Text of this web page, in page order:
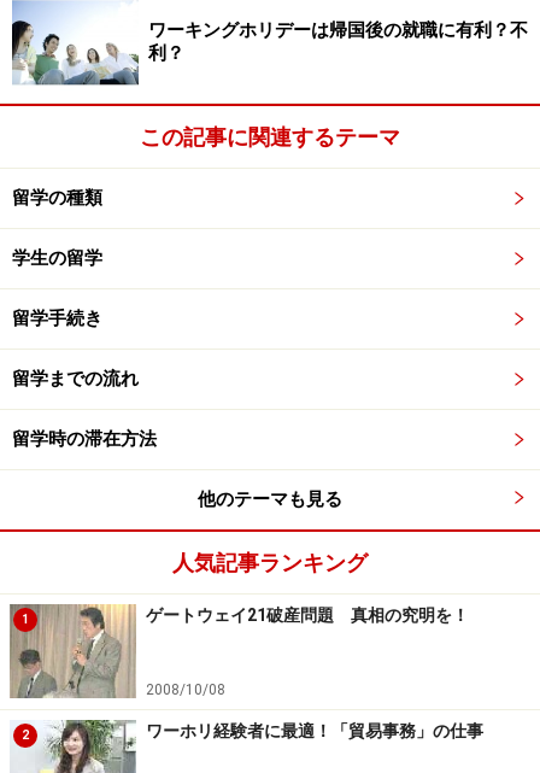
の！」と赤裸々に話ができたらしいです。
●居間と部屋がカーテンで仕切られてるだけで音がすご
く響いて寝られない！しかもせまくてきれいじゃない。
英語わかんないからなんか私のことすごい文句言ってる
気がする……（かほり 22歳）
→ファミリーに連絡して次の日に部屋を変えることがで
きました。家族でケンカしてたらしく、生徒さんの話題
ではありませんでした。その子はホームステイを延長し
ました。
●めちゃ自己中なお母さんで風呂の時間も守らないとお
風呂にいれてもらえない。こっちはテレビの音がうるさ
るだけで「静かに喋って！」と怒られた！ひどい！（さ
とこ 23歳）
→ご相談いただいて、まず生徒様がガマンしている事を
家族が知らない事がわかりました。お風呂の件も本人同
士で話し合っていつでも入れるよう解決！その後本人は
感じた事をそのまま伝えるようにしたようです。最後の
アンケートには「一皮向けた」と言うような事が書いて
ありました。
ワーキングホリデーは帰国後の就職に有利？不
利？
この記事に関連するテーマ
留学の種類
学生の留学
留学手続き
留学までの流れ
留学時の滞在方法
他のテーマも見る
人気記事ランキング
1 ゲートウェイ21破産問題 真相の究明を！
2008/10/08
2 ワーホリ経験者に最適！「貿易事務」の仕事